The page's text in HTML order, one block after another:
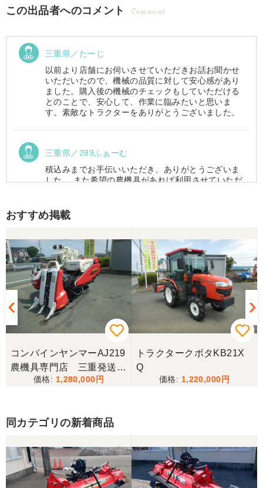
この出品者へのコメント Comment
三重県／たーじ
以前より店舗にお伺いさせていただきお話お聞かせ
いただいたので、機械の品質に対して安心感があり
ました。購入後の機械のチェックもしていただける
とのことで、安心して、作業に臨みたいと思いま
す。素敵なトラクターをありがとうございました。
三重県／289ふぁーむ
積込みまでお手伝いいただき、ありがとうございま
した。 また希望の農機具があれば利用させていただ
この度はお世話になりました。また、機会があれば
よろしくお願いします。
三重県／ユウスケ
購入から引き取りまでスムーズでした。ありがとう
ございました。
三重県／
当方の要望に対して、素早く対応していただき感謝
スタッフの鈴木さんが親切で機械に詳しく 丁寧にご
対応頂きました。 ありがとう！ 少し距離はあります
が、今後も農機具を買う際はのうき屋さんを利用し
ようと思います。
おすすめ掲載
コンバインヤンマーAJ219
農機具専門店 三重発送整
備済み
1,280,000
トラクタークボタKB21X
Q
1,220,000
同カテゴリの新着商品